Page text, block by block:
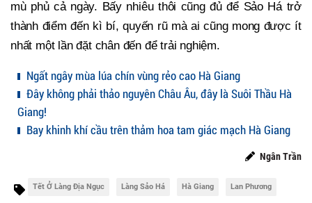
mù phủ cả ngày. Bấy nhiêu thôi cũng đủ để Sảo Há trở
thành điểm đến kì bí, quyến rũ mà ai cũng mong được ít
nhất một lần đặt chân đến để trải nghiệm.
Ngất ngây mùa lúa chín vùng rẻo cao Hà Giang
Đây không phải thảo nguyên Châu Âu, đây là Suôi Thầu Hà
Giang!
Bay khinh khí cầu trên thảm hoa tam giác mạch Hà Giang
Ngân Trần
Tết Ở Làng Địa Ngục Làng Sảo Há Hà Giang Lan Phương